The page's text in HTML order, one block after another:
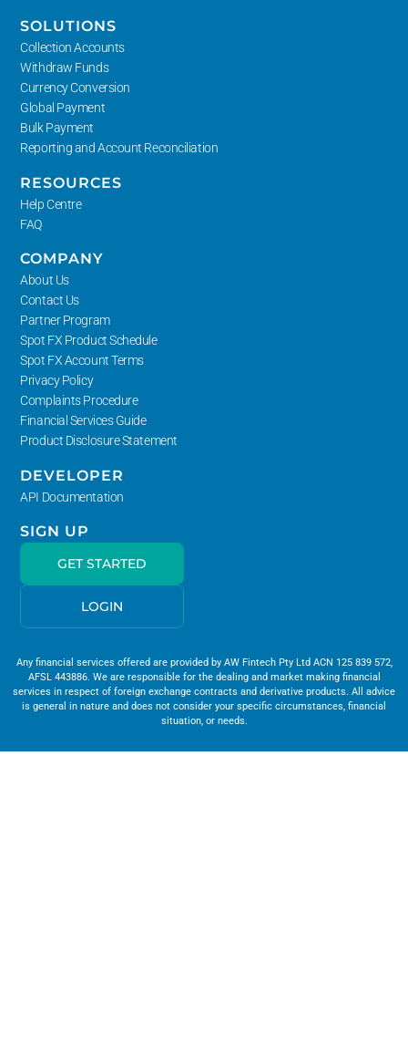
SOLUTIONS
Collection Accounts
Withdraw Funds
Currency Conversion
Global Payment
Bulk Payment
Reporting and Account Reconciliation
RESOURCES
Help Centre
FAQ
COMPANY
About Us
Contact Us
Partner Program
Spot FX Product Schedule
Spot FX Account Terms
Privacy Policy
Complaints Procedure
Financial Services Guide
Product Disclosure Statement
DEVELOPER
API Documentation
SIGN UP
GET STARTED
LOGIN
Any financial services offered are provided by AW Fintech Pty Ltd ACN 125 839 572,
AFSL 443886. We are responsible for the dealing and market making financial
services in respect of foreign exchange contracts and derivative products. All advice
is general in nature and does not consider your specific circumstances, financial
situation, or needs.